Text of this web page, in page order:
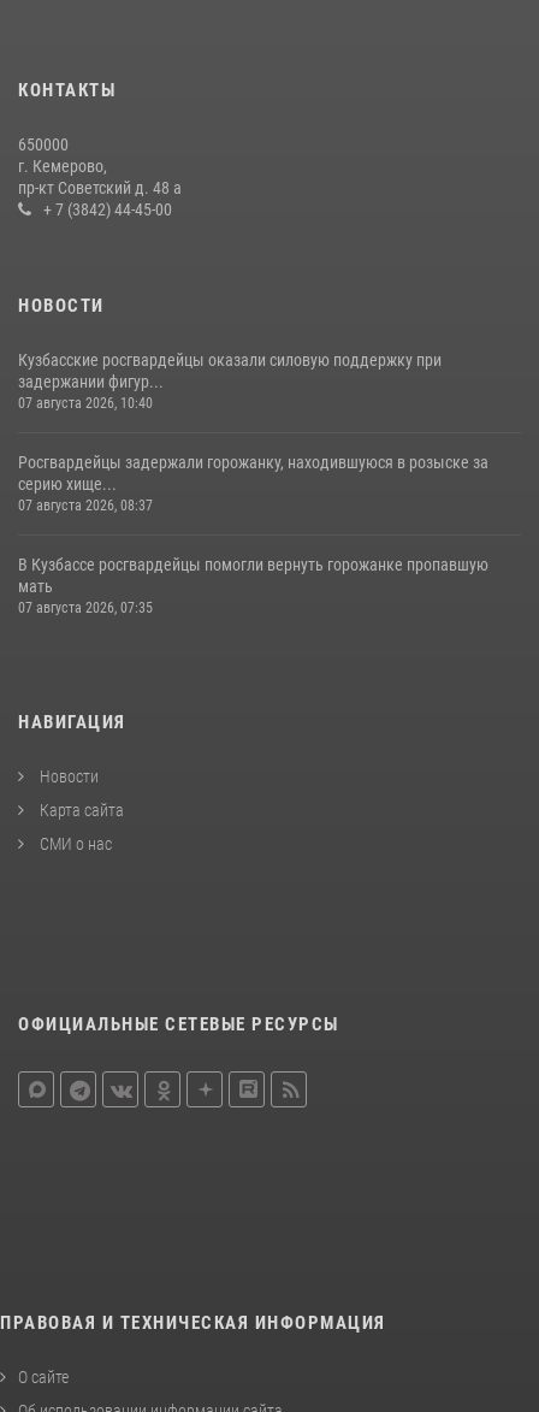
КОНТАКТЫ
650000
г. Кемерово,
пр-кт Советский д. 48 а
+ 7 (3842) 44-45-00
НОВОСТИ
Кузбасские росгвардейцы оказали силовую поддержку при
задержании фигур...
07 августа 2026, 10:40
Росгвардейцы задержали горожанку, находившуюся в розыске за
серию хище...
07 августа 2026, 08:37
В Кузбассе росгвардейцы помогли вернуть горожанке пропавшую
мать
07 августа 2026, 07:35
НАВИГАЦИЯ
Новости
Карта сайта
СМИ о нас
ОФИЦИАЛЬНЫЕ СЕТЕВЫЕ РЕСУРСЫ
ПРАВОВАЯ И ТЕХНИЧЕСКАЯ ИНФОРМАЦИЯ
О сайте